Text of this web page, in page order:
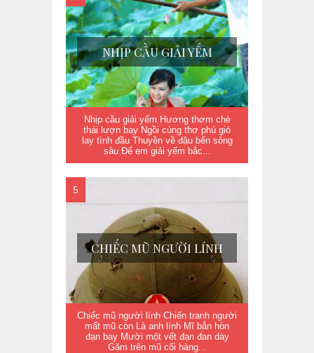
NHỊP CẦU GIẢI YẾM
Nhịp cầu giải yếm Hương thơm chè
thái lượn bay Ngồi cùng thơ phú gió
lay tình đầu Thuyền về đậu bến sông
sâu Để em giải yếm bắc...
CHIẾC MŨ NGƯỜI LÍNH
Chiếc mũ người lính Chiến tranh người
mất mũ còn Là anh lính Mĩ bắn hòn
đạn bay Mười một vết đạn đan dày
Găm trên mũ cối hàng...